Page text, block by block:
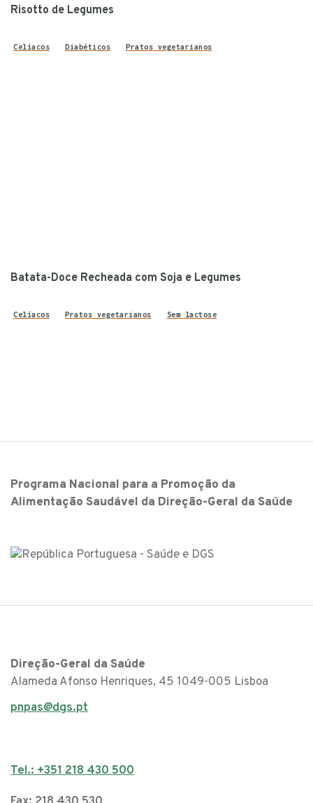
Risotto de Legumes
Celíacos Diabéticos Pratos vegetarianos
Batata-Doce Recheada com Soja e Legumes
Celíacos Pratos vegetarianos Sem lactose
Programa Nacional para a Promoção da
Alimentação Saudável da Direção-Geral da Saúde
Direção-Geral da Saúde
Alameda Afonso Henriques, 45 1049-005 Lisboa
pnpas@dgs.pt
Tel.: +351 218 430 500